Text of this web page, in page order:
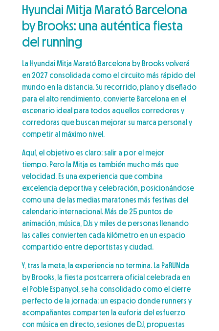
Hyundai Mitja Marató Barcelona
by Brooks: una auténtica fiesta
del running
La Hyundai Mitja Marató Barcelona by Brooks volverá
en 2027 consolidada como el circuito más rápido del
mundo en la distancia. Su recorrido, plano y diseñado
para el alto rendimiento, convierte Barcelona en el
escenario ideal para todos aquellos corredores y
corredoras que buscan mejorar su marca personal y
competir al máximo nivel.
Aquí, el objetivo es claro: salir a por el mejor
tiempo. Pero la Mitja es también mucho más que
velocidad. Es una experiencia que combina
excelencia deportiva y celebración, posicionándose
como una de las medias maratones más festivas del
calendario internacional. Más de 25 puntos de
animación, música, DJs y miles de personas llenando
las calles convierten cada kilómetro en un espacio
compartido entre deportistas y ciudad.
Y, tras la meta, la experiencia no termina. La PaRUNda
by Brooks, la fiesta postcarrera oficial celebrada en
el Poble Espanyol, se ha consolidado como el cierre
perfecto de la jornada: un espacio donde runners y
acompañantes comparten la euforia del esfuerzo
con música en directo, sesiones de DJ, propuestas